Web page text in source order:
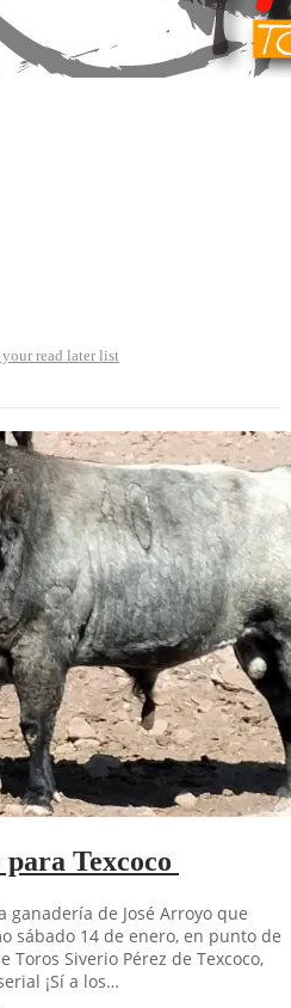
read later list
Texcoco
ganadería de José Arroyo que
sábado 14 de enero, en punto de
Toros Siverio Pérez de Texcoco,
¡Sí a los…